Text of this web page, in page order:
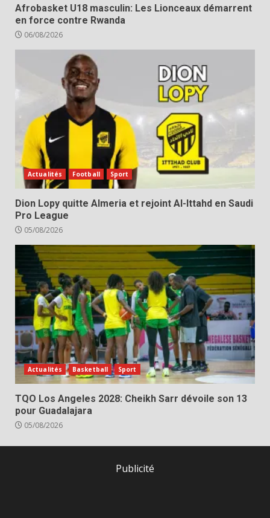
Afrobasket U18 masculin: Les Lionceaux démarrent
en force contre Rwanda
06/08/2026
Actualités Football Sport
Dion Lopy quitte Almeria et rejoint Al-Ittahd en Saudi
Pro League
05/08/2026
Actualités Basketball Sport
TQO Los Angeles 2028: Cheikh Sarr dévoile son 13
pour Guadalajara
05/08/2026
Publicité